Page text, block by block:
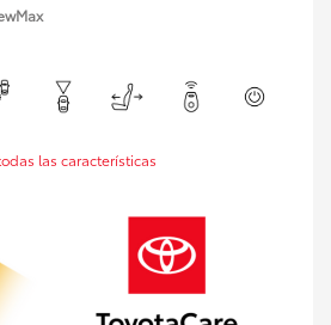
las características